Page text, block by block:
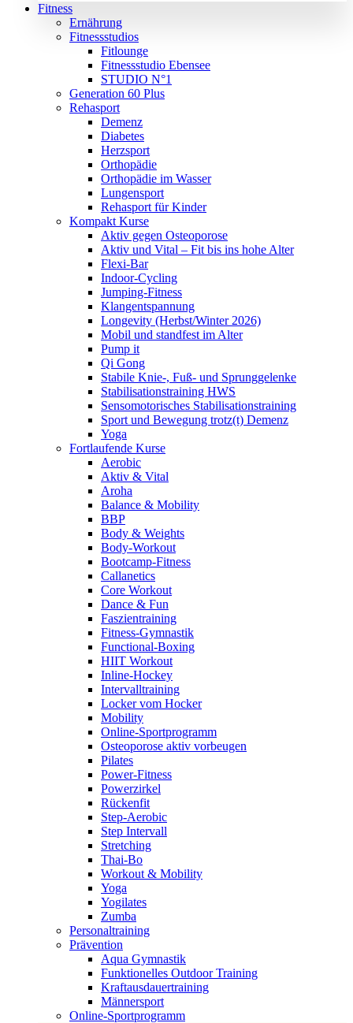
Fitness
Ernährung
Fitnessstudios
Fitlounge
Fitnessstudio Ebensee
STUDIO N°1
Generation 60 Plus
Rehasport
Demenz
Diabetes
Herzsport
Orthopädie
Orthopädie im Wasser
Lungensport
Rehasport für Kinder
Kompakt Kurse
Aktiv gegen Osteoporose
Aktiv und Vital – Fit bis ins hohe Alter
Flexi-Bar
Indoor-Cycling
Jumping-Fitness
Klangentspannung
Longevity (Herbst/Winter 2026)
Mobil und standfest im Alter
Pump it
Qi Gong
Stabile Knie-, Fuß- und Sprunggelenke
Stabilisationstraining HWS
Sensomotorisches Stabilisationstraining
Sport und Bewegung trotz(t) Demenz
Yoga
Fortlaufende Kurse
Aerobic
Aktiv & Vital
Aroha
Balance & Mobility
BBP
Body & Weights
Body-Workout
Bootcamp-Fitness
Callanetics
Core Workout
Dance & Fun
Faszientraining
Fitness-Gymnastik
Functional-Boxing
HIIT Workout
Inline-Hockey
Intervalltraining
Locker vom Hocker
Mobility
Online-Sportprogramm
Osteoporose aktiv vorbeugen
Pilates
Power-Fitness
Powerzirkel
Rückenfit
Step-Aerobic
Step Intervall
Stretching
Thai-Bo
Workout & Mobility
Yoga
Yogilates
Zumba
Personaltraining
Prävention
Aqua Gymnastik
Funktionelles Outdoor Training
Kraftausdauertraining
Männersport
Online-Sportprogramm